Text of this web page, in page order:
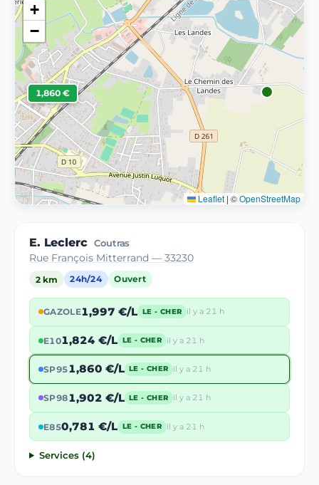
1,860 €
+
−
Leaflet | ©OpenStreetMap
E. Leclerc Coutras
Rue François Mitterrand — 33230
2 km 24h/24 Ouvert
GAZOLE1,997 €/L LE - CHER il y a 21 h
E101,824 €/L LE - CHER il y a 21 h
SP951,860 €/L LE - CHER il y a 21 h
SP981,902 €/L LE - CHER il y a 21 h
E850,781 €/L LE - CHER il y a 21 h
Services (4)